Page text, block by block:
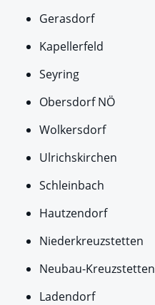
Gerasdorf
Kapellerfeld
Seyring
Obersdorf NÖ
Wolkersdorf
Ulrichskirchen
Schleinbach
Hautzendorf
Niederkreuzstetten
Neubau-Kreuzstetten
Ladendorf